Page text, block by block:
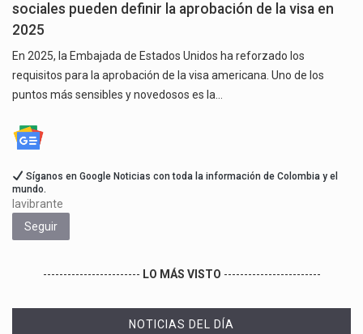
sociales pueden definir la aprobación de la visa en
2025
En 2025, la Embajada de Estados Unidos ha reforzado los
requisitos para la aprobación de la visa americana. Uno de los
puntos más sensibles y novedosos es la…
Síganos en Google Noticias con toda la información de Colombia y el
mundo.
lavibrante
Seguir
------------------------ LO MÁS VISTO ------------------------
NOTICIAS DEL DÍA